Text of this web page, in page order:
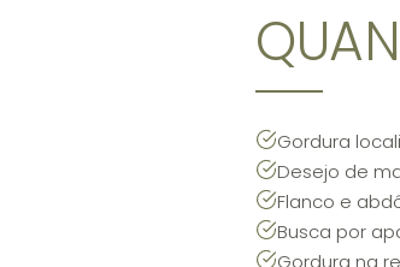
Gordura
Desejo de
Flanco e
Busca por
Gordura na